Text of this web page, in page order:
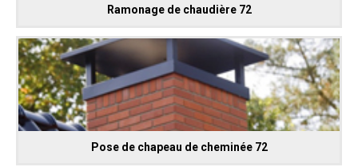
Ramonage de chaudière 72
Pose de chapeau de cheminée 72